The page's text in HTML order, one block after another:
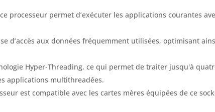
processeur permet d’exécuter les applications courantes
d’accès aux données fréquemment utilisées, optimisant
Hyper-Threading, ce qui permet de traiter jusqu'à
applications multithreadées.
est compatible avec les cartes mères équipées de ce